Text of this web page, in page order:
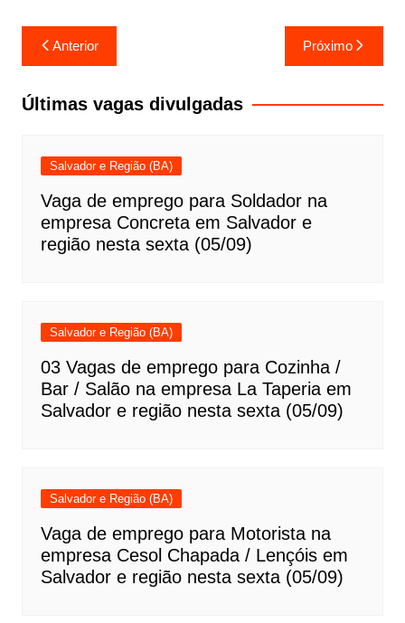
Navegação
de
Post
Anterior Próximo
Últimas vagas divulgadas
Salvador e Região (BA)
Vaga de emprego para Soldador na
empresa Concreta em Salvador e
região nesta sexta (05/09)
Salvador e Região (BA)
03 Vagas de emprego para Cozinha /
Bar / Salão na empresa La Taperia em
Salvador e região nesta sexta (05/09)
Salvador e Região (BA)
Vaga de emprego para Motorista na
empresa Cesol Chapada / Lençóis em
Salvador e região nesta sexta (05/09)